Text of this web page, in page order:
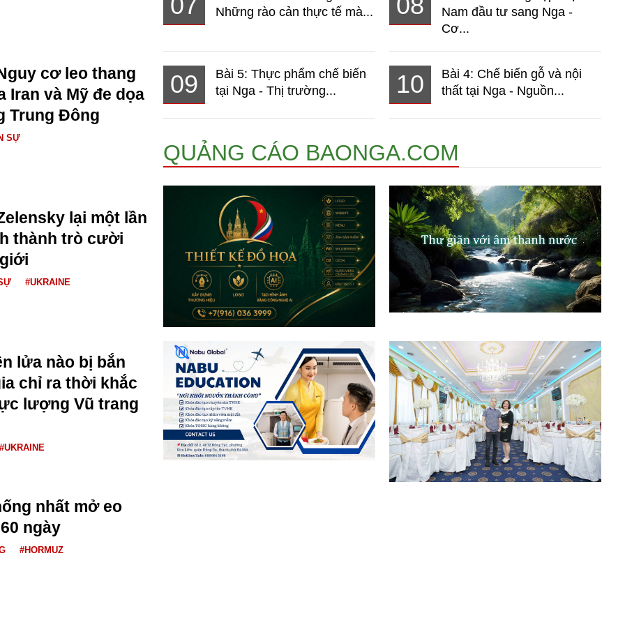
cơ leo thang
Iran và Mỹ đe dọa
Trung Đông
SỰ
lại một lần
thành trò cười
#UKRAINE
lửa nào bị bắn
chỉ ra thời khắc
lượng Vũ trang
#UKRAINE
nhất mở eo
ngày
#HORMUZ
Những rào cản thực tế mà...
Nam đầu tư sang Nga -
Cơ...
09
Bài 5: Thực phẩm chế biến
tại Nga - Thị trường...
10
Bài 4: Chế biến gỗ và nội
thất tại Nga - Nguồn...
QUẢNG CÁO BAONGA.COM